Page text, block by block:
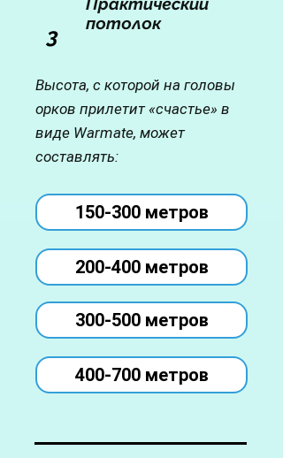
3
потолок
Высота, с которой на головы
орков прилетит «счастье» в
виде Warmate, может
составлять:
150-300 метров
200-400 метров
300-500 метров
400-700 метров